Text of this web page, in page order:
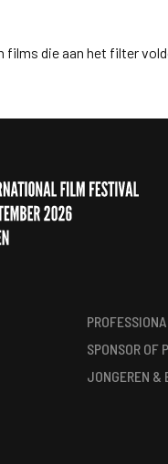
films die aan het filter
SPONSOR OF
JONGEREN &